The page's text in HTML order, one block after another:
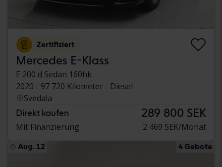
Zertifiziert
Mercedes E-Klass
E 200 d Sedan 160hk
2020
97 720 Kilometer
Diesel
Svedala
Direkt kaufen 289 800 SEK
Mit Finanzierung 2 469 SEK/Monat
Aug. 12 4 Gebote